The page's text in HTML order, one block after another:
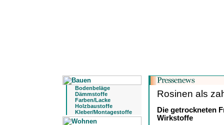
Bodenbeläge
Dämmstoffe
Farben/Lacke
Holzbaustoffe
Kleber/Montagestoffe
Rosinen als
Die getrockneten
Wirkstoffe